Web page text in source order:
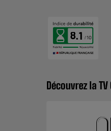
8.1
Découvrez la TV